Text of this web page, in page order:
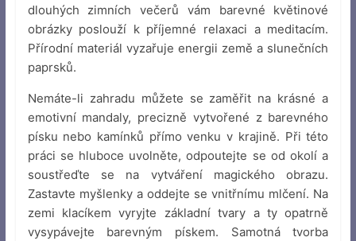
dlouhých zimních večerů vám barevné květinové
obrázky poslouží k příjemné relaxaci a meditacím.
Přírodní materiál vyzařuje energii země a slunečních
paprsků.
Nemáte-li zahradu můžete se zaměřit na krásné a
emotivní mandaly, precizně vytvořené z barevného
písku nebo kamínků přímo venku v krajině. Při této
práci se hluboce uvolněte, odpoutejte se od okolí a
soustřeďte se na vytváření magického obrazu.
Zastavte myšlenky a oddejte se vnitřnímu mlčení. Na
zemi klacíkem vyryjte základní tvary a ty opatrně
vysypávejte barevným pískem. Samotná tvorba